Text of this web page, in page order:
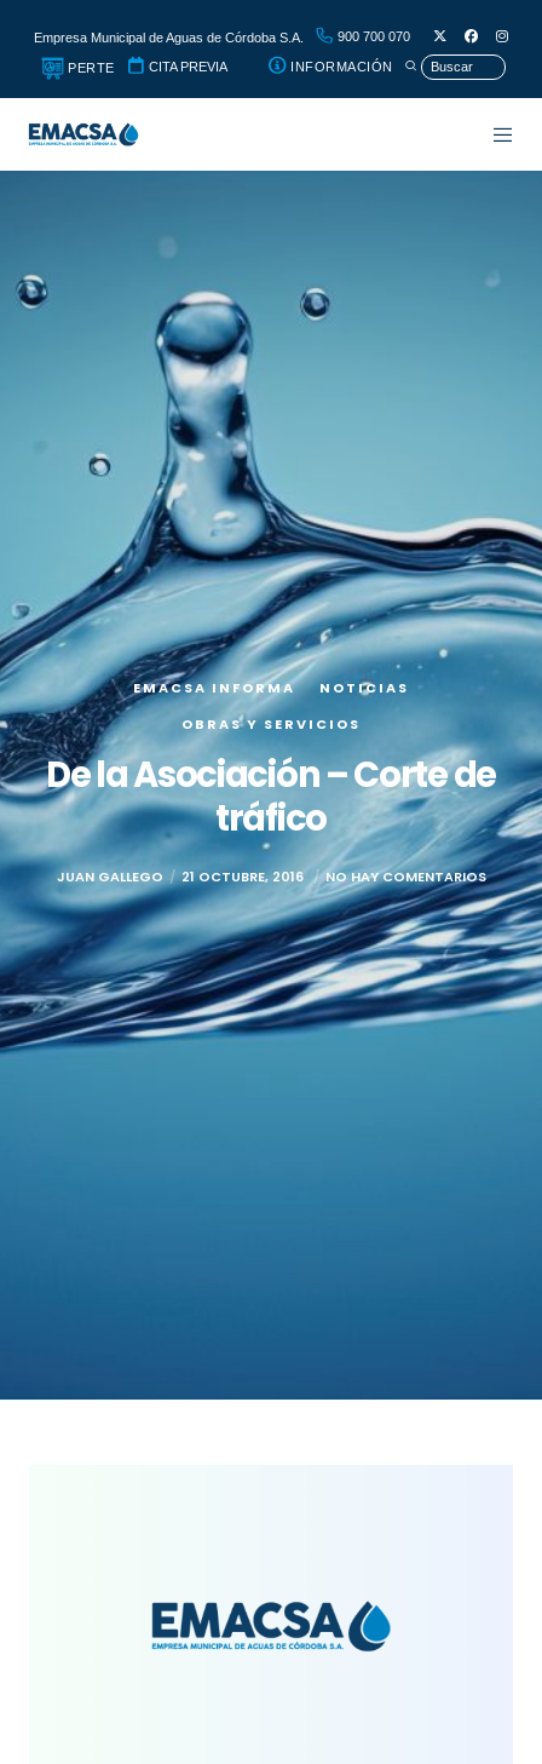
Empresa Municipal de Aguas de Córdoba S.A. 900 700 070
PERTE CITA PREVIA INFORMACIÓN
EMACSA INFORMA
NOTICIAS
OBRAS Y SERVICIOS
De la Asociación – Corte de
tráfico
JUAN GALLEGO 21 OCTUBRE, 2016 NO HAY COMENTARIOS